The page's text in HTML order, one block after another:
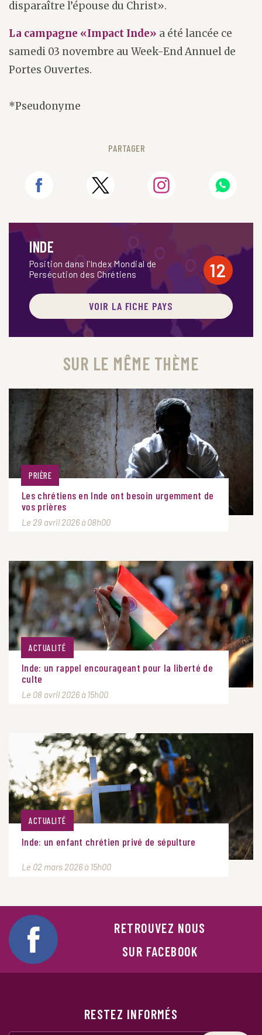
disparaître l’épouse du Christ».
La campagne «Impact Inde» a été lancée ce
samedi 03 novembre au Week-End Annuel de
Portes Ouvertes.
*Pseudonyme
PARTAGER
INDE
Position dans l'Index Mondial de
Persécution des Chrétiens
12
VOIR LA FICHE PAYS
SUR LE MÊME THÈME
PRIÈRE
Les chrétiens en Inde ont besoin urgemment de
vos prières
Le 29 avril 2026 à 08h00
ACTUALITÉ
Inde: un rappel encourageant pour la liberté de
culte
Le 08 avril 2026 à 15h00
ACTUALITÉ
Inde: un enfant chrétien privé de sépulture
Le 02 mars 2026 à 15h00
RETROUVEZ NOUS
SUR FACEBOOK
RESTEZ INFORMÉS